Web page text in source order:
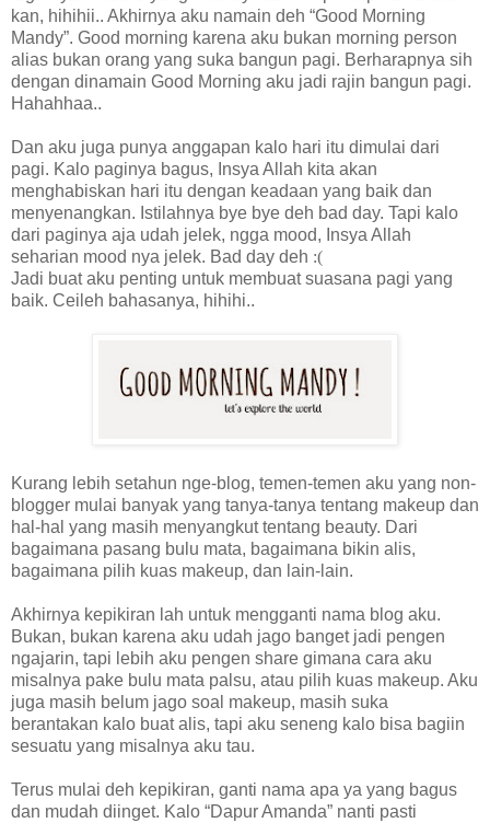
kan, hihihii.. Akhirnya aku namain deh “Good Morning
Mandy”. Good morning karena aku bukan morning person
alias bukan orang yang suka bangun pagi. Berharapnya sih
dengan dinamain Good Morning aku jadi rajin bangun pagi.
Hahahhaa..
Dan aku juga punya anggapan kalo hari itu dimulai dari
pagi. Kalo paginya bagus, Insya Allah kita akan
menghabiskan hari itu dengan keadaan yang baik dan
menyenangkan. Istilahnya bye bye deh bad day. Tapi kalo
dari paginya aja udah jelek, ngga mood, Insya Allah
seharian mood nya jelek. Bad day deh :(
Jadi buat aku penting untuk membuat suasana pagi yang
baik. Ceileh bahasanya, hihihi..
Kurang lebih setahun nge-blog, temen-temen aku yang non-
blogger mulai banyak yang tanya-tanya tentang makeup dan
hal-hal yang masih menyangkut tentang beauty. Dari
bagaimana pasang bulu mata, bagaimana bikin alis,
bagaimana pilih kuas makeup, dan lain-lain.
Akhirnya kepikiran lah untuk mengganti nama blog aku.
Bukan, bukan karena aku udah jago banget jadi pengen
ngajarin, tapi lebih aku pengen share gimana cara aku
misalnya pake bulu mata palsu, atau pilih kuas makeup. Aku
juga masih belum jago soal makeup, masih suka
berantakan kalo buat alis, tapi aku seneng kalo bisa bagiin
sesuatu yang misalnya aku tau.
Terus mulai deh kepikiran, ganti nama apa ya yang bagus
dan mudah diinget. Kalo “Dapur Amanda” nanti pasti